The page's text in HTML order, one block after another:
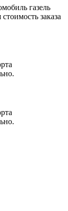
газель
заказа